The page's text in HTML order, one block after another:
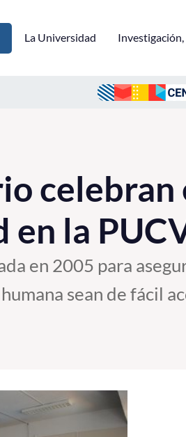
La Universidad
en la
en 2005 para
sean de fácil